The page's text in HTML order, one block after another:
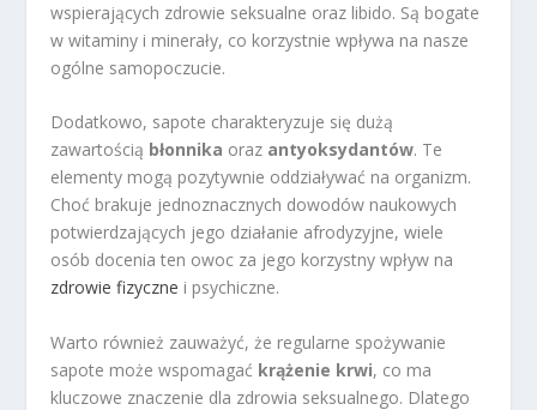
wspierających zdrowie seksualne oraz libido. Są bogate
w witaminy i minerały, co korzystnie wpływa na nasze
ogólne samopoczucie.
Dodatkowo, sapote charakteryzuje się dużą
zawartością błonnika oraz antyoksydantów. Te
elementy mogą pozytywnie oddziaływać na organizm.
Choć brakuje jednoznacznych dowodów naukowych
potwierdzających jego działanie afrodyzyjne, wiele
osób docenia ten owoc za jego korzystny wpływ na
zdrowie fizyczne i psychiczne.
Warto również zauważyć, że regularne spożywanie
sapote może wspomagać krążenie krwi, co ma
kluczowe znaczenie dla zdrowia seksualnego. Dlatego